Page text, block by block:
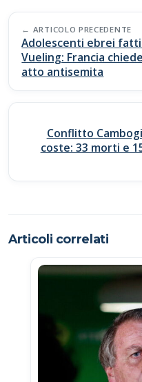
b
o
o
k
s
A
p
p
y
Li
n
k
Post
navigation
ARTICOLO PRECEDENTE
Adolescenti ebrei fatti
Vueling: Francia
atto antisemita
Conflitto
coste: 33 morti e
Articoli correlati